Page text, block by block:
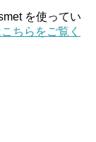
を使ってい
ちらをご覧く